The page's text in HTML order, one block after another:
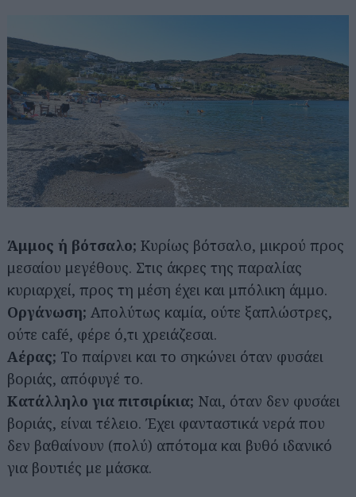
Άμμος ή βότσαλο; Κυρίως βότσαλο, μικρού προς
μεσαίου μεγέθους. Στις άκρες της παραλίας
κυριαρχεί, προς τη μέση έχει και μπόλικη άμμο.
Οργάνωση; Απολύτως καμία, ούτε ξαπλώστρες,
ούτε café, φέρε ό,τι χρειάζεσαι.
Αέρας; Το παίρνει και το σηκώνει όταν φυσάει
βοριάς, απόφυγέ το.
Κατάλληλο για πιτσιρίκια; Ναι, όταν δεν φυσάει
βοριάς, είναι τέλειο. Έχει φανταστικά νερά που
δεν βαθαίνουν (πολύ) απότομα και βυθό ιδανικό
για βουτιές με μάσκα.